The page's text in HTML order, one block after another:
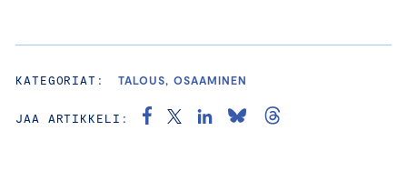
KATEGORIAT: TALOUS, OSAAMINEN
JAA ARTIKKELI: